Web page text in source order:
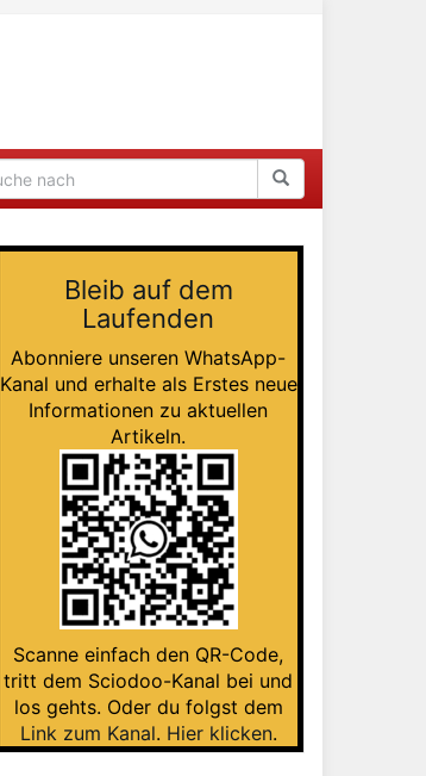
Bleib auf dem
Laufenden
Abonniere unseren WhatsApp-
Kanal und erhalte als Erstes neue
Informationen zu aktuellen
Artikeln.
Scanne einfach den QR-Code,
tritt dem Sciodoo-Kanal bei und
los gehts. Oder du folgst dem
Link zum Kanal. Hier klicken.